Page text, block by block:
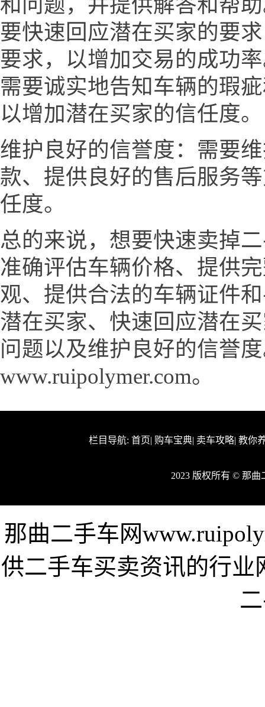
和问题，并提供解答和帮
要快速回应潜在买家的要
要求，以增加交易的成功
需要诚实地告知车辆的瑕
以增加潜在买家的信任度。
维护良好的信誉度：需要
款、提供良好的售后服务
任度。
总的来说，想要快速卖掉
准确评估车辆价格、提供
观、提供合法的车辆证件
潜在买家、快速回应潜在
问题以及维护良好的信誉
www.ruipolymer.com。
栏目导航: 首页| 购车宝典| 卖车攻略| 教你
2023 版权所有 © 那
那曲二手车网
供二手车买卖资讯的行